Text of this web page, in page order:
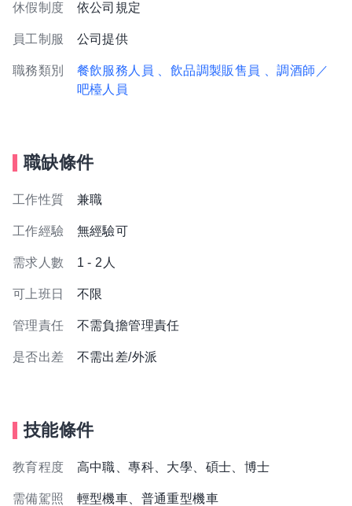
休假制度 依公司規定
員工制服 公司提供
職務類別 餐飲服務人員 、飲品調製販售員
、調酒師／
吧檯人員
職缺條件
工作性質 兼職
工作經驗 無經驗可
需求人數 1 - 2人
可上班日 不限
管理責任 不需負擔管理責任
是否出差 不需出差/外派
技能條件
教育程度 高中職、專科、大學、碩士、博士
需備駕照 輕型機車、普通重型機車